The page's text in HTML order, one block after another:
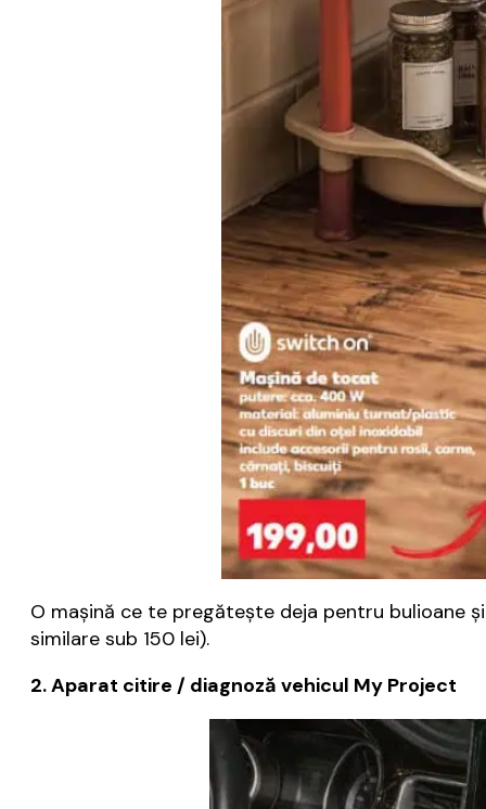
O maşină ce te pregăteşte deja pentru bulioane
similare sub 150 lei).
2. Aparat citire / diagnoză vehicul My Project